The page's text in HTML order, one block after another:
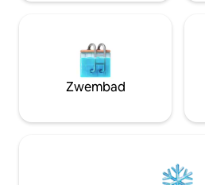
Zwembad